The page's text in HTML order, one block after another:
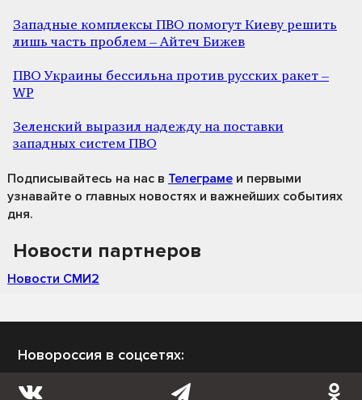
Западные комплексы ПВО помогут Киеву решить
лишь часть проблем – Айтеч Бижев
ПВО Украины бессильна против русских ракет –
WP
Зеленский выразил надежду на поставки
западных систем ПВО
Подписывайтесь на нас в Телеграме и первыми
узнавайте о главных новостях и важнейших событиях
дня.
Новости партнеров
Новости СМИ2
Новороссия в соцсетях: